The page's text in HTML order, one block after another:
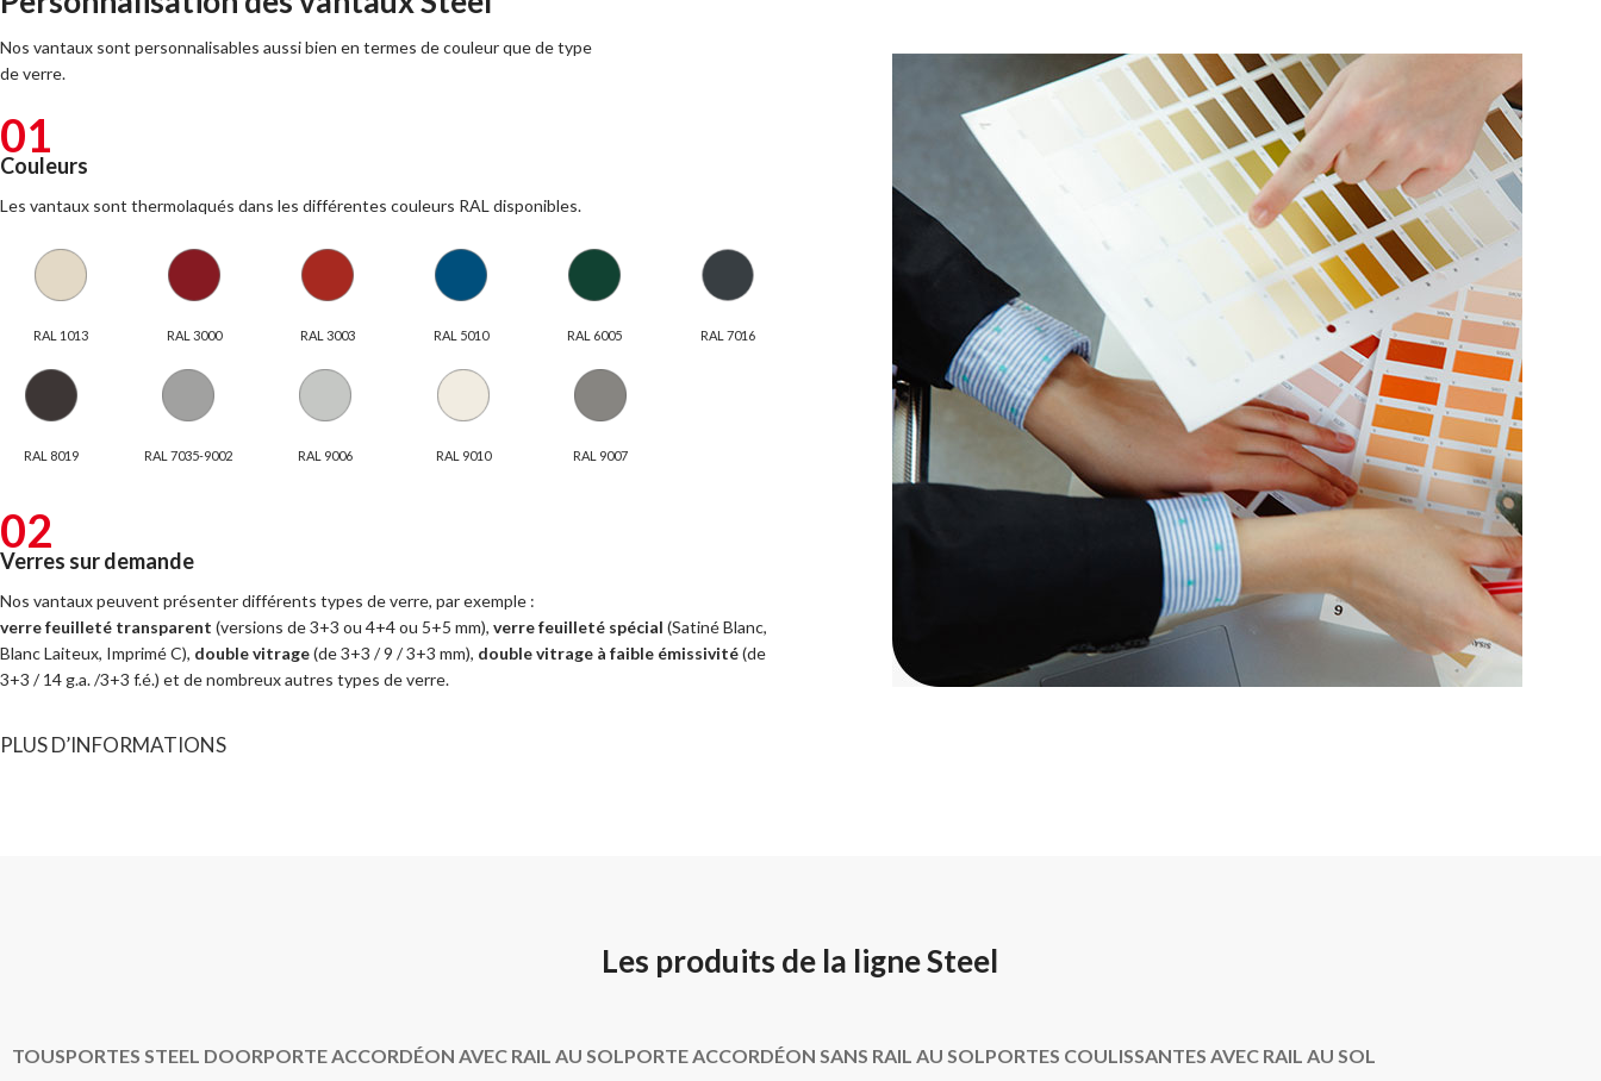
Nos vantaux sont personnalisables aussi bien en termes de couleur que de type
de verre.
01
Couleurs
Les vantaux sont thermolaqués dans les différentes couleurs RAL disponibles.
RAL 1013 RAL 3000 RAL 3003 RAL 5010 RAL 6005 RAL 7016
RAL 8019 RAL 7035-9002 RAL 9006 RAL 9010 RAL 9007
02
Verres sur demande
Nos vantaux peuvent présenter différents types de verre, par exemple :
verre feuilleté transparent (versions de 3+3 ou 4+4 ou 5+5 mm), verre feuilleté spécial (Satiné Blanc,
Blanc Laiteux, Imprimé C), double vitrage(de 3+3 / 9 / 3+3 mm), double vitrage à faible émissivité(de
3+3 / 14 g.a. /3+3 f.é.) et de nombreux autres types de verre.
PLUS D’INFORMATIONS
Les produits de la ligne Steel
TOUSPORTES STEEL DOORPORTE ACCORDÉON AVEC RAIL AU SOL PORTE ACCORDÉON SANS RAIL AU SOL PORTES COULISSANTES AVEC RAIL AU SOL